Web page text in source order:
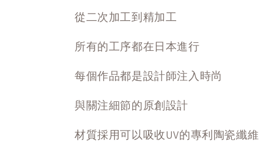
從二次加工到精加工
所有的工序都在日本進行
每個作品都是設計師注入時尚
與關注細節的原創設計
材質採用可以吸收UV的專利陶瓷纖維